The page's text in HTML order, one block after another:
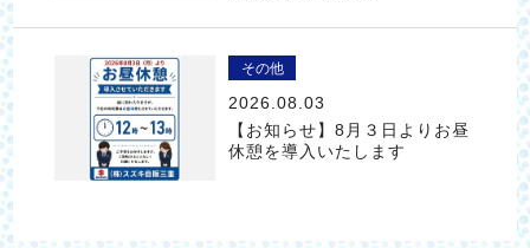
その他
2026.08.03
【お知らせ】8月３日よりお昼
休憩を導入いたします